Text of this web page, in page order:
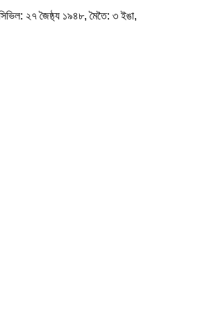
২৭ জৈষ্ঠ্য ১৯৪৮, মৈতৈ: ৩ ইঙা,